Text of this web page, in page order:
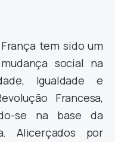
tem sido um
social na
Igualdade e
Francesa,
se na base da
Alicerçados por